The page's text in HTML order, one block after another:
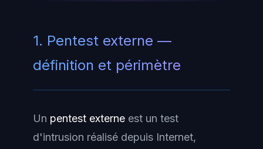
1. Pentest externe —
définition et périmètre
Un pentest externe est un test
d'intrusion réalisé depuis Internet,